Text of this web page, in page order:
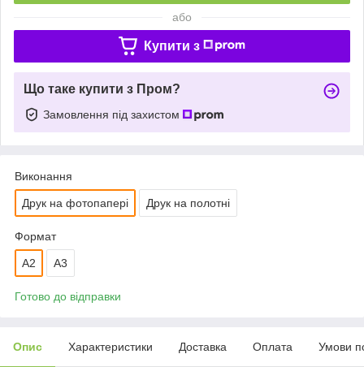
або
Купити з
Що таке купити з Пром?
Замовлення під захистом
Виконання
Друк на фотопапері Друк на полотні
Формат
A2 A3
Готово до відправки
Опис Характеристики Доставка Оплата Умови